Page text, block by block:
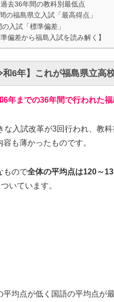
36年間の教科別最低点
の福島県立入試「最高得点」
入試「標準偏差」
準偏差から福島入試を読み解く】
和6年】これが福島県立高
6年までの36年間で行われた
な入試改革が3回行われ、教
も薄かったものです。
もので全体の平均点は120～
いています。
平均点が低く国語の平均点が